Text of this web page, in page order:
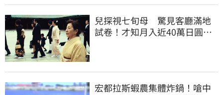
兒探視七旬母 驚見客廳滿地
試卷！才知月入近40萬日圓
宏都拉斯蝦農集體炸鍋！嗆中